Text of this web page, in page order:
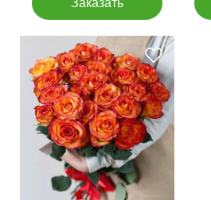
Фото перед доставкой
50 см
40 см